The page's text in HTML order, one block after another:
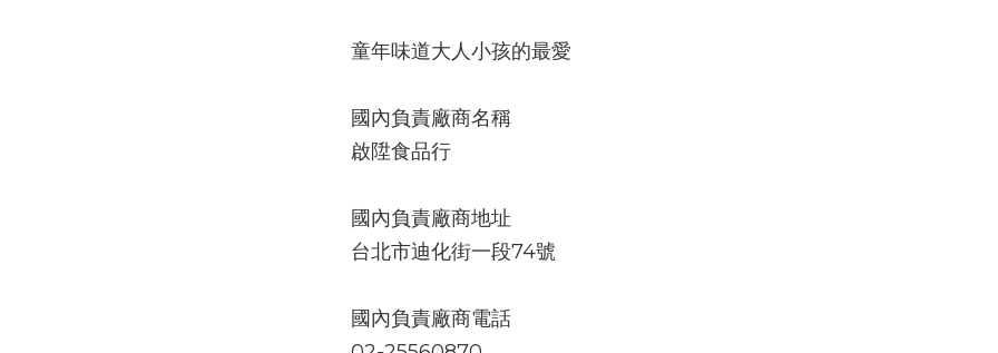
童年味道大人小孩的最愛
國內負責廠商名稱
啟陞食品行
國內負責廠商地址
台北市迪化街一段74號
國內負責廠商電話